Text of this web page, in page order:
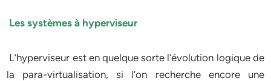
Les systèmes à hyperviseur
L’hyperviseur est en quelque sorte l’évolution logique de
la para-virtualisation, si l’on recherche encore une